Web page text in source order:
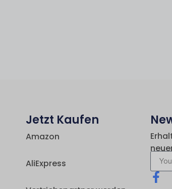
Jetzt Kaufen
Amazon
AliExpress